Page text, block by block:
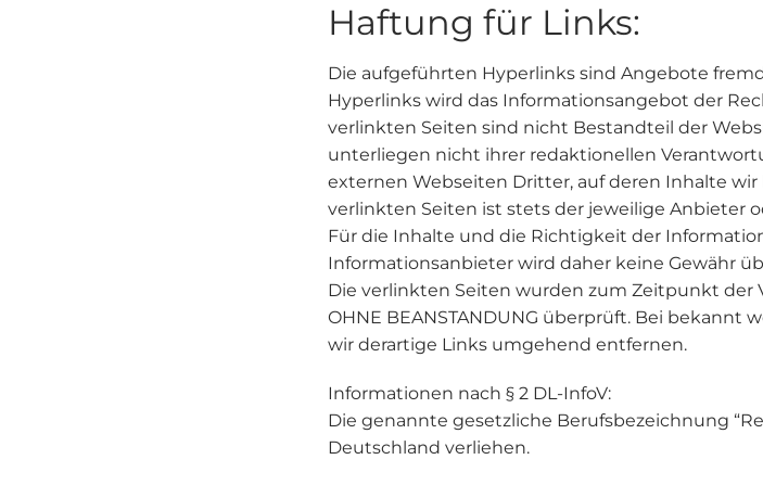
Haftung für Links:
Die aufgeführten Hyperlinks sind Angebote
Hyperlinks wird das Informationsangebot der
verlinkten Seiten sind nicht Bestandteil der
unterliegen nicht ihrer redaktionellen
externen Webseiten Dritter, auf deren Inhalte
verlinkten Seiten ist stets der jeweilige Anbieter
Für die Inhalte und die Richtigkeit der
Informationsanbieter wird daher keine Gewähr
Die verlinkten Seiten wurden zum Zeitpunkt der
OHNE BEANSTANDUNG überprüft. Bei bekannt
wir derartige Links umgehend entfernen.
Informationen nach § 2 DL-InfoV:
Die genannte gesetzliche Berufsbezeichnung
Deutschland verliehen.